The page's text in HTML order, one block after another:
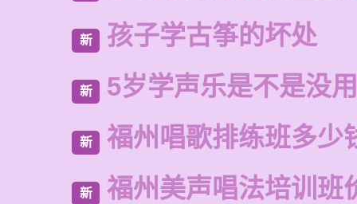
新 孩子学古筝的坏处
新 5岁学声乐是不是没用
新 福州唱歌排练班多少
新 福州美声唱法培训班